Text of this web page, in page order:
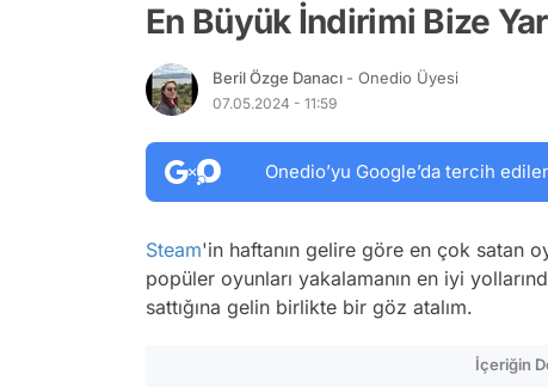
En Büyük İndirimi Bize
Beril Özge Danacı - Onedio Üyesi
07.05.2024 - 11:59
Onedio’yu Google’da tercih
Steam'in haftanın gelire göre en çok satan
popüler oyunları yakalamanın en iyi
sattığına gelin birlikte bir göz atalım.
İçeriğin